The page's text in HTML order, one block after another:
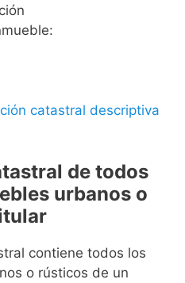
catastral descriptiva
de todos
urbanos o
contiene todos los
o rústicos de un